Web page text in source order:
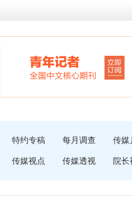
特约专稿 每月调查 传媒
传媒视点 传媒透视 院长